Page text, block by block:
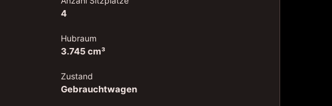
4
Hubraum
3.745 cm³
Zustand
Gebrauchtwagen